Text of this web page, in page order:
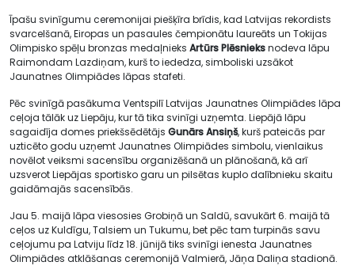
Īpašu svinīgumu ceremonijai piešķīra brīdis, kad Latvijas rekordists
svarcelšanā, Eiropas un pasaules čempionātu laureāts un Tokijas
Olimpisko spēļu bronzas medaļnieks Artūrs Plēsnieksnodeva lāpu
Raimondam Lazdiņam, kurš to iededza, simboliski uzsākot
Jaunatnes Olimpiādes lāpas stafeti.
Pēc svinīgā pasākuma Ventspilī Latvijas Jaunatnes Olimpiādes lāpa
ceļoja tālāk uz Liepāju, kur tā tika svinīgi uzņemta. Liepājā lāpu
sagaidīja domes priekšsēdētājs Gunārs Ansiņš, kurš pateicās par
uzticēto godu uzņemt Jaunatnes Olimpiādes simbolu, vienlaikus
novēlot veiksmi sacensību organizēšanā un plānošanā, kā arī
uzsverot Liepājas sportisko garu un pilsētas kuplo dalībnieku skaitu
gaidāmajās sacensībās.
Jau 5. maijā lāpa viesosies Grobiņā un Saldū, savukārt 6. maijā tā
ceļos uz Kuldīgu, Talsiem un Tukumu, bet pēc tam turpinās savu
ceļojumu pa Latviju līdz 18. jūnijā tiks svinīgi ienesta Jaunatnes
Olimpiādes atklāšanas ceremonijā Valmierā, Jāņa Daliņa stadionā.